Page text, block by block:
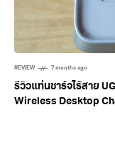
REVIEW 7 months ago
รีวิวแท่นชาร์จไร้สาย
Wireless Desktop